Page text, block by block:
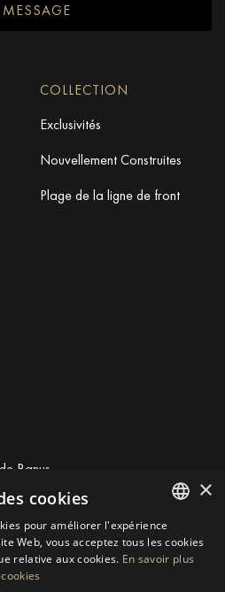
COLLECTION
Exclusivités
Nouvellement Construites
Plage de la ligne de front
Banus
ENGLISH
SPANISH
×
cookies
pour améliorer l'expérience
Web, vous acceptez tous les cookies
relative aux cookies. En savoir plus